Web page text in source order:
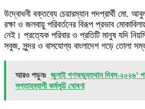
উদ্বোধনী বক্তব্যে চেয়ারম্যান পদপ্রার্থী মো.
রক্ষা ও জলবায়ু পরিবর্তনের বিরূপ প্রভাব
নেই। প্রত্যেক পরিবার ও প্রতিটি মানুষ যদি
সবুজ, সুন্দর ও বাসযোগ্য বাংলাদেশ গড়ে তোলা
আরও পড়ুনঃ জুলাই গণঅভ্যুত্থান দিবস-২০২৬’
সপ্তাহব্যাপী কর্মসূচি ঘোষণা